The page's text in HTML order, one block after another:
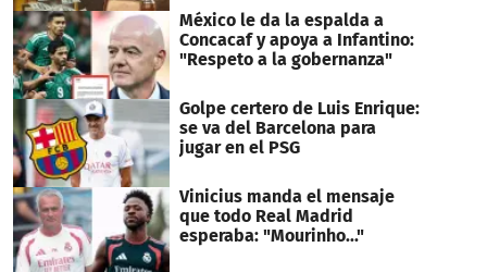
México le da la espalda a
Concacaf y apoya a Infantino:
"Respeto a la gobernanza"
Golpe certero de Luis Enrique:
se va del Barcelona para
jugar en el PSG
Vinicius manda el mensaje
que todo Real Madrid
esperaba: "Mourinho..."